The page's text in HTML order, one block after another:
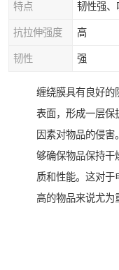
特点 韧性强、
抗拉伸强度 高
韧性 强
缠绕膜具有良好的
表面，形成一层保
因素对物品的侵
够确保物品保持干
质和性能。这对于
高的物品来说尤为